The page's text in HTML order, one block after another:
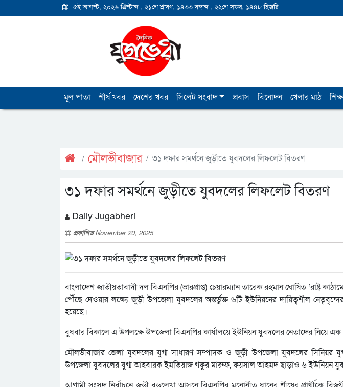
৫ই আগস্ট, ২০২৬ খ্রিস্টাব্দ , ২১শে শ্রাবণ, ১৪৩৩ বঙ্গাব্দ , ২২শে সফর, ১৪৪৮ হিজরি
মূল পাতা শীর্ষ খবর দেশের খবর সিলেট সংবাদ প্রবাস বিনোদন খেলার মাঠ
মৌলভীবাজার ৩১ দফার সমর্থনে জুড়ীতে যুবদলের লিফলেট বিতরণ
৩১ দফার সমর্থনে জুড়ীতে যুবদলের লিফলেট বিতরণ
Daily Jugabheri
প্রকাশিতNovember 20, 2025
বাংলাদেশ জাতীয়তাবাদী দল বিএনপির (ভারপ্রাপ্ত) চেয়ারম্যান তারেক রহমান ঘোষিত ‘রাষ্ট্র
পৌঁছে দেওয়ার লক্ষ্যে জুড়ী উপজেলা যুবদলের অন্তর্ভুক্ত ৬টি ইউনিয়নের দায়িত্বশীল
হয়েছে।
বুধবার বিকালে এ উপলক্ষে উপজেলা বিএনপির কার্যালয়ে ইউনিয়ন যুবদলের নেতাদের নিয়ে এক
মৌলভীবাজার জেলা যুবদলের যুগ্ম সাধারণ সম্পাদক ও জুড়ী উপজেলা যুবদলের সিনিয়র
উপজেলা যুবদলের যুগ্ম আহবায়ক ইমতিয়াজ গফুর মারুফ, ফয়সাল আহমদ ছাড়াও ৬ ইউনিয়ন